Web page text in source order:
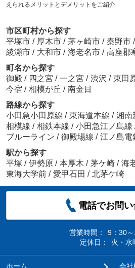
えられるメリットとデメリットをご紹介
市区町村から探す
平塚市 / 厚木市 / 茅ヶ崎市 / 秦野市 /
綾瀬市 / 大和市 / 海老名市 / 高座郡
町名から探す
御殿 / 四之宮 / 一之宮 / 渋沢 / 東田
今宿 / 相模が丘 / 南金目
路線から探す
小田急小田原線 / 東海道本線 / 湘南
相模線 / 相鉄本線 / 小田急江ノ島線
ブルーライン / 御殿場線 / 江ノ島電
駅から探す
平塚 / 伊勢原 / 本厚木 / 茅ケ崎 / 海
東海大学前 / 愛甲石田 / 北茅ケ崎
電話でお問
営業時間：
9：30
定休日：
火・水
ホーム 会社